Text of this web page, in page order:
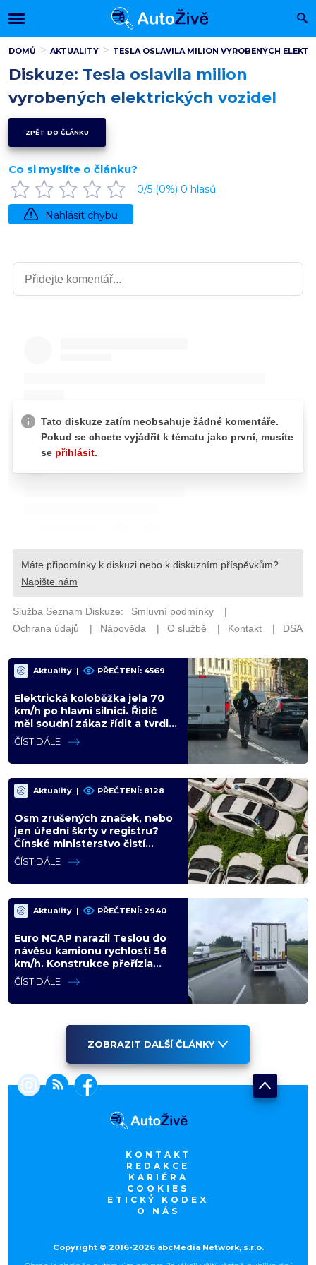
DOMŮ AKTUALITY TESLA OSLAVILA MILION VYROBENÝCH
Diskuze: Tesla oslavila milion
vyrobených elektrických vozidel
ZPĚT DO ČLÁNKU
Co si myslíte o článku?
0/5 (0%) 0 hlasů
Nahlásit chybu
Aktuality | PŘEČTENÍ: 4569
Elektrická koloběžka jela 70
km/h po hlavní silnici. Řidič
měl soudní zákaz řídit a tvrdil,
že stroj zvládne i stovku
ČÍST DÁLE
Aktuality | PŘEČTENÍ: 8128
Osm zrušených značek, nebo
jen úřední škrty v registru?
Čínské ministerstvo čistí
přesycený automobilový trh
ČÍST DÁLE
Aktuality | PŘEČTENÍ: 2940
Euro NCAP narazil Teslou do
návěsu kamionu rychlostí 56
km/h. Konstrukce přeřízla
kabinu, figurína neměla šanci
ČÍST DÁLE
ZOBRAZIT DALŠÍ ČLÁNKY
KONTAKT
REDAKCE
KARIÉRA
COOKIES
ETICKÝ KODEX
O NÁS
Copyright © 2016-2026 abcMedia Network, s.r.o.